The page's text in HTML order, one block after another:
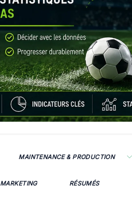
MAINTENANCE & PRODUCTION
MARKETING RÉSUMÉS